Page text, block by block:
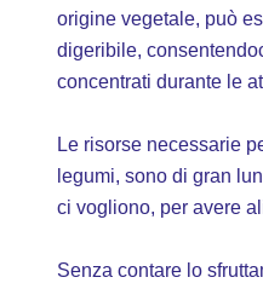
origine vegetale, può
digeribile,
concentrati durante le
Le risorse necessarie
legumi, sono di gran
ci vogliono, per avere
Senza contare lo